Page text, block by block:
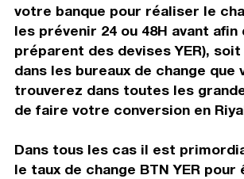
votre banque pour réaliser le
les prévenir 24 ou 48H avant afin
préparent des devises YER),
dans les bureaux de change que
trouverez dans toutes les
de faire votre conversion en
Dans tous les cas il est
le taux de change BTN YER pour